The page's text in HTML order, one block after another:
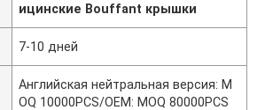
ицинские Bouffant крышки
7-10 дней
Английская нейтральная версия: M
OQ 10000PCS/OEM: MOQ 80000PCS